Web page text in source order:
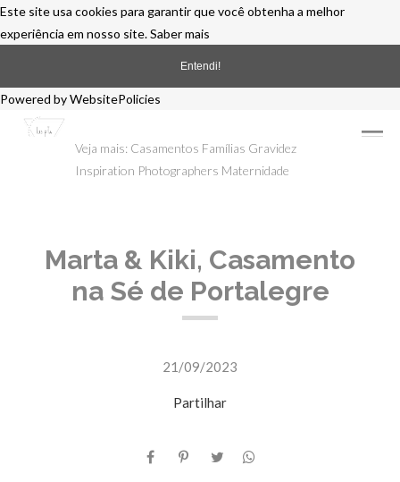
Este site usa cookies para garantir que você obtenha a melhor
experiência em nosso site.Saber mais
Entendi!
Powered by WebsitePolicies
menu
Veja mais: Casamentos Famílias Gravidez
Inspiration Photographers Maternidade
Marta & Kiki, Casamento
na Sé de Portalegre
21/09/2023
Partilhar